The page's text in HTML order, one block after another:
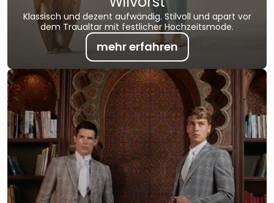
Klassisch und dezent aufwändig. Stilvoll und apart vor
dem Traualtar mit festlicher Hochzeitsmode.
mehr erfahren